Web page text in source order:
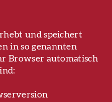
und speichert
in so genannten
Browser automatisch